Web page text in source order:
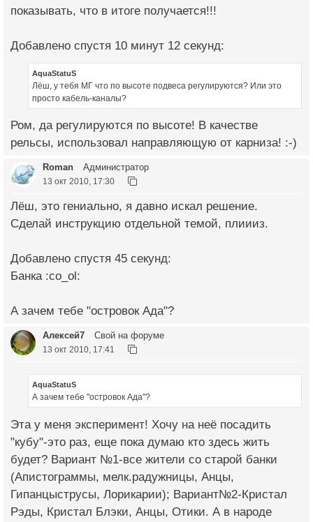
показывать, что в итоге получается!!!
Добавлено спустя 10 минут 12 секунд:
AquaStatuS
Лёш, у тебя МГ что по высоте подвеса регулируются? Или это
просто кабель-каналы?
Ром, да регулируются по высоте! В качестве
рельсы, использовал направляющую от карниза! :-)
Roman Администратор
13 окт 2010, 17:30
Лёш, это гениально, я давно искал решение.
Сделай инструкцию отдельной темой, плиииз.
Добавлено спустя 45 секунд:
Банка :co_ol:
А зачем тебе "островок Ада"?
Алексей7 Свой на форуме
13 окт 2010, 17:41
AquaStatuS
А зачем тебе "островок Ада"?
Эта у меня эксперимент! Хочу на неё посадить
"кубу"-это раз, еще пока думаю кто здесь жить
будет? Вариант №1-все жители со старой банки
(Апистограммы, мелк.радужницы, Анцы,
Гипанцыструсы, Лорикарии); Вариант№2-Кристал
Рэды, Кристал Блэки, Анцы, Отики. А в народе